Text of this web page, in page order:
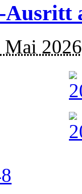
Mai 2026